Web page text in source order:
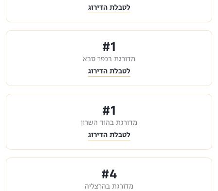
לטבלת הדירוג
#1
מדורגת בכפר סבא
לטבלת הדירוג
#1
מדורגת בהוד השרון
לטבלת הדירוג
#4
מדורגת בהרצליה